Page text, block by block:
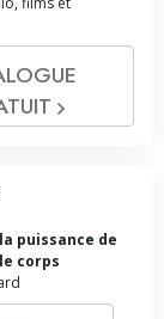
puissance de
corps